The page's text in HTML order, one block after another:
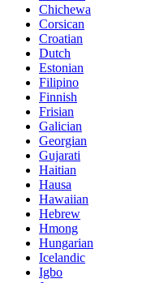
Chichewa
Corsican
Croatian
Dutch
Estonian
Filipino
Finnish
Frisian
Galician
Georgian
Gujarati
Haitian
Hausa
Hawaiian
Hebrew
Hmong
Hungarian
Icelandic
Igbo